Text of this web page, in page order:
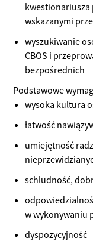
kwestionariusza
wskazanymi
wyszukiwanie
CBOS i
bezpośrednich
Podstawowe
wysoka kultura
łatwość
umiejętność
schludność,
w wykonywaniu
dyspozycyjność